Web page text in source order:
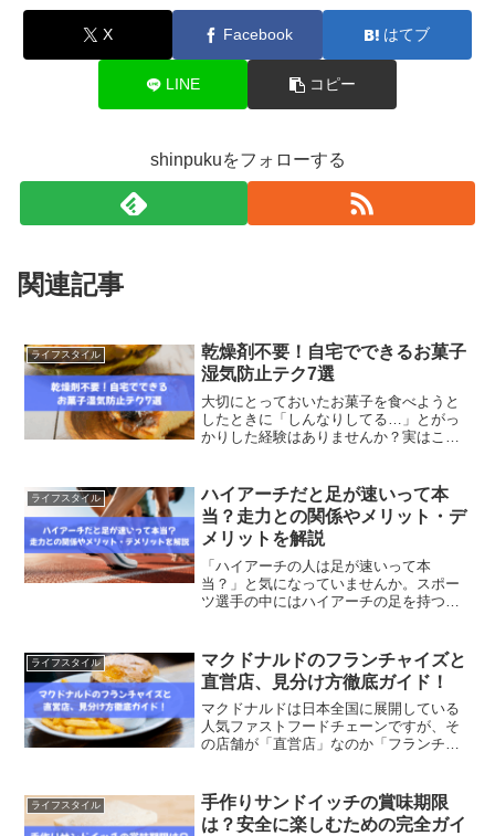
X Facebook はてブ
LINE コピー
shinpukuをフォローする
関連記事
ライフスタイル
乾燥剤不要！自宅でできるお菓子
湿気防止テク7選
大切にとっておいたお菓子を食べようと
したときに「しんなりしてる…」とがっ
かりした経験はありませんか？実はこれ
剤が入っていますが、家で食べるときに
は必ずあるとは限りません...
ライフスタイル
ハイアーチだと足が速いって本
当？走力との関係やメリット・デ
メリットを解説
「ハイアーチの人は足が速いって本
当？」と気になっていませんか。スポー
ツ選手の中にはハイアーチの足を持つ人
考える方もいるでしょう。実際にハイア
ーチには、地面からの反発力を...
ライフスタイル
マクドナルドのフランチャイズと
直営店、見分け方徹底ガイド！
マクドナルドは日本全国に展開している
人気ファストフードチェーンですが、そ
の店舗が「直営店」なのか「フランチャ
も、経営の仕組みや運営スタイルには違
いがあります。直営とフラ...
ライフスタイル
手作りサンドイッチの賞味期限
は？安全に楽しむための完全ガイ